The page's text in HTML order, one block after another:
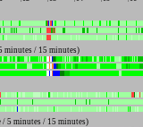
minutes / 15 minutes)
/ 5 minutes / 15 minutes)